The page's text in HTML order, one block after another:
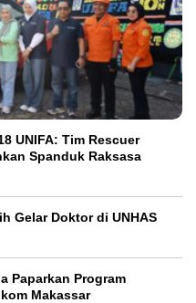
UNIFA: Tim Rescuer
Spanduk Raksasa
Gelar Doktor di UNHAS
Paparkan Program
Makassar